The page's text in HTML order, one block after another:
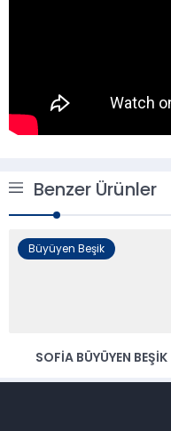
Benzer Ürünler
Büyüyen Beşik
SOFIA BÜYÜYEN BEŞIK